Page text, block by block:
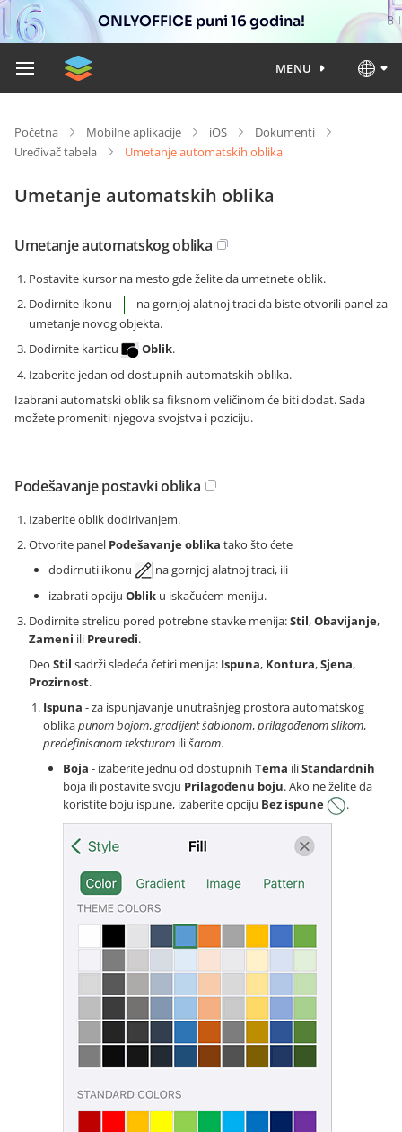
ONLYOFFICE puni 16 godina!
MENU
Početna Mobilne aplikacije iOS
Dokumenti
Uređivač tabela
Umetanje automatskih oblika
Umetanje automatskih oblika
Umetanje automatskog oblika
Postavite kursor na mesto gde želite da umetnete oblik.
Dodirnite ikonu
na gornjoj alatnoj traci da biste otvorili panel za
umetanje novog objekta.
Dodirnite karticu
Oblik.
Izaberite jedan od dostupnih automatskih oblika.
Izabrani automatski oblik sa fiksnom veličinom će biti dodat. Sada
možete promeniti njegova svojstva i poziciju.
Podešavanje postavki oblika
Izaberite oblik dodirivanjem.
Otvorite panel Podešavanje oblika tako što ćete
dodirnuti ikonu
na gornjoj alatnoj traci, ili
izabrati opciju Oblik u iskačućem meniju.
Dodirnite strelicu pored potrebne stavke menija:Stil,Obavijanje,
Zameni ili Preuredi.
Deo Stil sadrži sledeća četiri menija: Ispuna, Kontura,Sjena,
Prozirnost.
Ispuna - za ispunjavanje unutrašnjeg prostora automatskog
oblikapunom bojom,gradijent šablonom,prilagođenom slikom,
predefinisanom teksturom ilišarom.
Boja - izaberite jednu od dostupnih Tema iliStandardnih
boja ili postavite svoju Prilagođenu boju. Ako ne želite da
koristite boju ispune, izaberite opciju Bez ispune .